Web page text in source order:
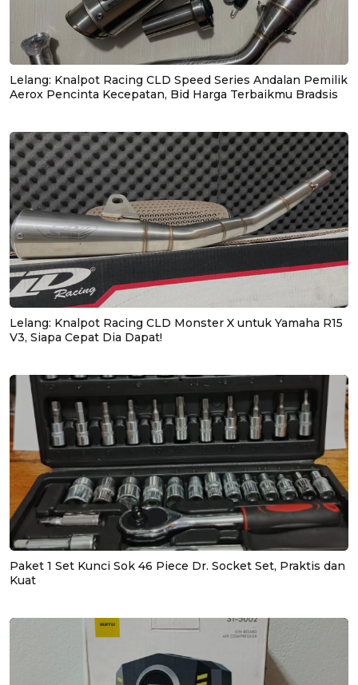
Lelang: Knalpot Racing CLD Speed Series Andalan Pemilik
Aerox Pencinta Kecepatan, Bid Harga Terbaikmu Bradsis
Lelang: Knalpot Racing CLD Monster X untuk Yamaha R15
V3, Siapa Cepat Dia Dapat!
Paket 1 Set Kunci Sok 46 Piece Dr. Socket Set, Praktis dan
Kuat